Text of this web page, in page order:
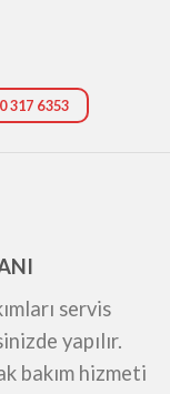
317 6353
servis
yapılır.
bakım hizmeti